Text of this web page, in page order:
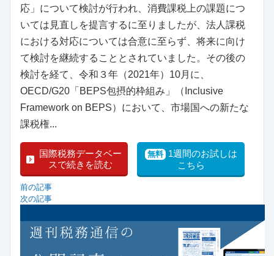
応」について検討が行われ、消費課税上の課題につ
いては見直しを提言するに至りましたが、法人課税
における対応については合意に至らず、将来に向け
て検討を継続することとされていました。その後の
検討を経て、令和３年（2021年）10月に、
OECD/G20「BEPS包摂的枠組み」（Inclusive
Framework on BEPS）において、市場国への新たな
課税権...
国際税務データベー
スで続きを読む
無料 1週間のお試しは
こちら
前の記事
次の記事